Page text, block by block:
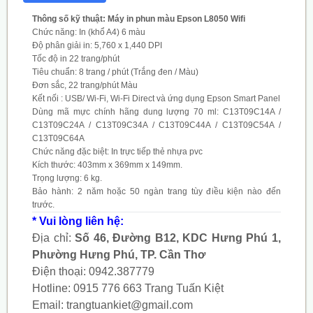
Thông số kỹ thuật: Máy in phun màu Epson L8050 Wifi
Chức năng: In (khổ A4) 6 màu
Độ phân giải in: 5,760 x 1,440 DPI
Tốc độ in 22 trang/phút
Tiêu chuẩn: 8 trang / phút (Trắng đen / Màu)
Đơn sắc, 22 trang/phút Màu
Kết nối : USB/ Wi-Fi, Wi-Fi Direct và ứng dụng Epson Smart Panel
Dùng mã mực chính hãng dung lượng 70 ml: C13T09C14A /
C13T09C24A / C13T09C34A / C13T09C44A / C13T09C54A /
C13T09C64A
Chức năng đặc biệt: In trực tiếp thẻ nhựa pvc
Kích thước: 403mm‎ x 369mm x 149mm.
Trọng lượng: 6 kg.
Bảo hành: 2 năm hoặc 50 ngàn trang tùy điều kiện nào đến
trước.
* Vui lòng liên hệ:
Địa chỉ:Số 46, Đường B12, KDC Hưng Phú 1,
Phường Hưng Phú, TP. Cần Thơ
Điện thoại: 0942.387779
Hotline: 0915 776 663 Trang Tuấn Kiệt
Email: trangtuankiet@gmail.com